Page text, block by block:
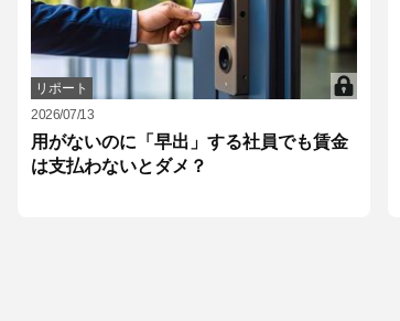
リポート
2026/07/13
用がないのに「早出」する社員でも賃金
は支払わないとダメ？